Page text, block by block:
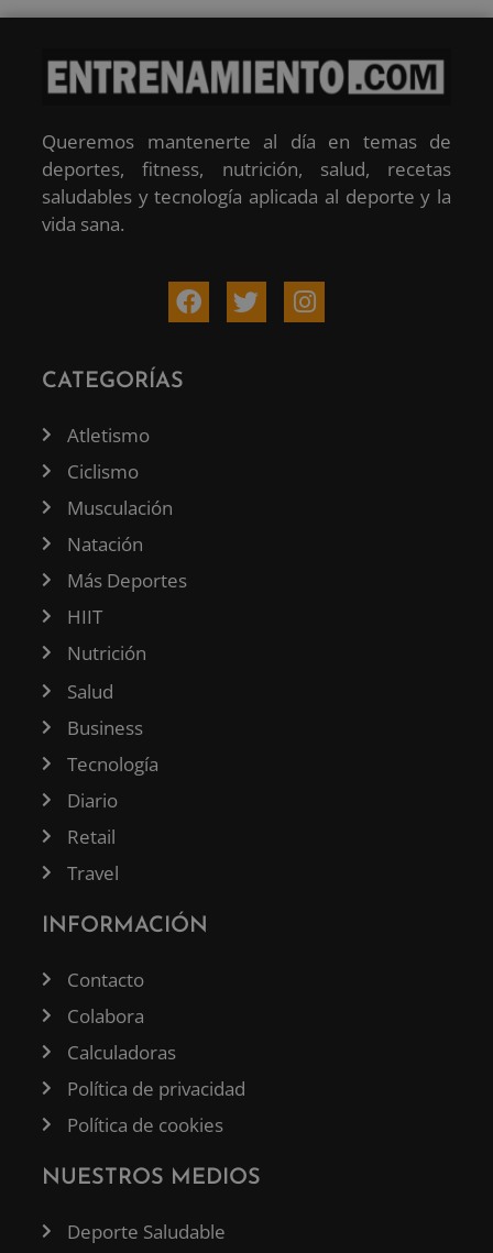
Queremos mantenerte al día en temas de
deportes, fitness, nutrición, salud, recetas
saludables y tecnología aplicada al deporte y la
vida sana.
CATEGORÍAS
Atletismo
Ciclismo
Musculación
Natación
Más Deportes
HIIT
Nutrición
Salud
Business
Tecnología
Diario
Retail
Travel
INFORMACIÓN
Contacto
Colabora
Calculadoras
Política de privacidad
Política de cookies
NUESTROS MEDIOS
Deporte Saludable